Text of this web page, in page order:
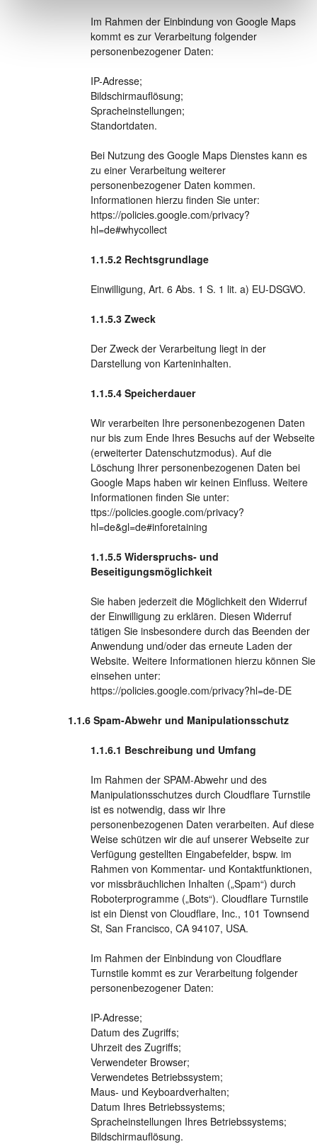
Im Rahmen der Einbindung von Google Maps
kommt es zur Verarbeitung folgender
personenbezogener Daten:
IP-Adresse;
Bildschirmauflösung;
Spracheinstellungen;
Standortdaten.
Bei Nutzung des Google Maps Dienstes kann es
zu einer Verarbeitung weiterer
personenbezogener Daten kommen.
Informationen hierzu finden Sie unter:
https://policies.google.com/privacy?
hl=de#whycollect
Rechtsgrundlage
Einwilligung, Art. 6 Abs. 1 S. 1 lit. a) EU-DSGVO.
Zweck
Der Zweck der Verarbeitung liegt in der
Darstellung von Karteninhalten.
Speicherdauer
Wir verarbeiten Ihre personenbezogenen Daten
nur bis zum Ende Ihres Besuchs auf der Webseite
(erweiterter Datenschutzmodus). Auf die
Löschung Ihrer personenbezogenen Daten bei
Google Maps haben wir keinen Einfluss. Weitere
Informationen finden Sie unter:
ttps://policies.google.com/privacy?
hl=de&gl=de#inforetaining
Widerspruchs- und
Beseitigungsmöglichkeit
Sie haben jederzeit die Möglichkeit den Widerruf
der Einwilligung zu erklären. Diesen Widerruf
tätigen Sie insbesondere durch das Beenden der
Anwendung und/oder das erneute Laden der
Website. Weitere Informationen hierzu können Sie
einsehen unter:
https://policies.google.com/privacy?hl=de-DE
Spam-Abwehr und Manipulationsschutz
Beschreibung und Umfang
Im Rahmen der SPAM-Abwehr und des
Manipulationsschutzes durch Cloudflare Turnstile
ist es notwendig, dass wir Ihre
personenbezogenen Daten verarbeiten. Auf diese
Weise schützen wir die auf unserer Webseite zur
Verfügung gestellten Eingabefelder, bspw. im
Rahmen von Kommentar- und Kontaktfunktionen,
vor missbräuchlichen Inhalten („Spam“) durch
Roboterprogramme („Bots“). Cloudflare Turnstile
ist ein Dienst von Cloudflare, Inc., 101 Townsend
St, San Francisco, CA 94107, USA.
Im Rahmen der Einbindung von Cloudflare
Turnstile kommt es zur Verarbeitung folgender
personenbezogener Daten:
IP-Adresse;
Datum des Zugriffs;
Uhrzeit des Zugriffs;
Verwendeter Browser;
Verwendetes Betriebssystem;
Maus- und Keyboardverhalten;
Datum Ihres Betriebssystems;
Spracheinstellungen Ihres Betriebssystems;
Bildschirmauflösung.